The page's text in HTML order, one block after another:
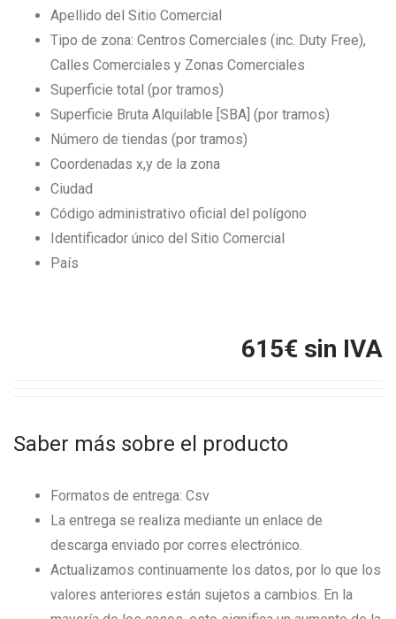
Apellido del Sitio Comercial
Tipo de zona: Centros Comerciales (inc. Duty Free),
Calles Comerciales y Zonas Comerciales
Superficie total (por tramos)
Superficie Bruta Alquilable [SBA] (por tramos)
Número de tiendas (por tramos)
Coordenadas x,y de la zona
Ciudad
Código administrativo oficial del polígono
Identificador único del Sitio Comercial
País
615€ sin IVA
Saber más sobre el producto
Formatos de entrega: Csv
La entrega se realiza mediante un enlace de
descarga enviado por corres electrónico.
Actualizamos continuamente los datos, por lo que los
valores anteriores están sujetos a cambios. En la